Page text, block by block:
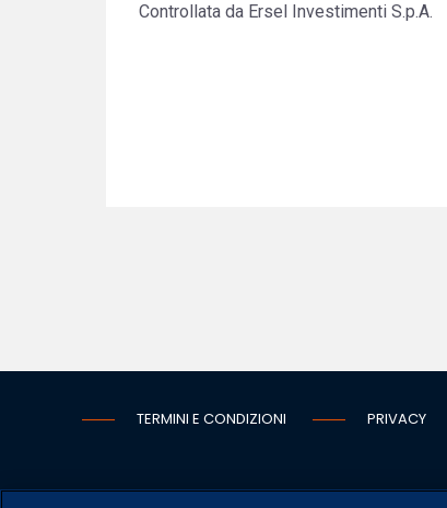
Controllata da Ersel Investimenti S.p.A.
TERMINI E CONDIZIONI PRIVACY